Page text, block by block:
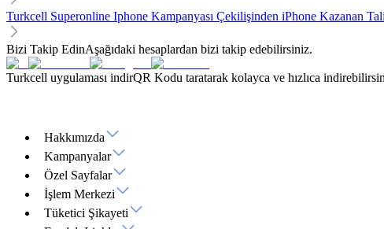
Turkcell Superonline Iphone Kampanyası Çekilişinden iPhone Kazanan
Bizi Takip EdinAşağıdaki hesaplardan bizi takip edebilirsiniz.
Turkcell uygulaması indirQR Kodu taratarak kolayca ve hızlıca
Hakkımızda
Kampanyalar
Özel Sayfalar
İşlem Merkezi
Tüketici Şikayeti